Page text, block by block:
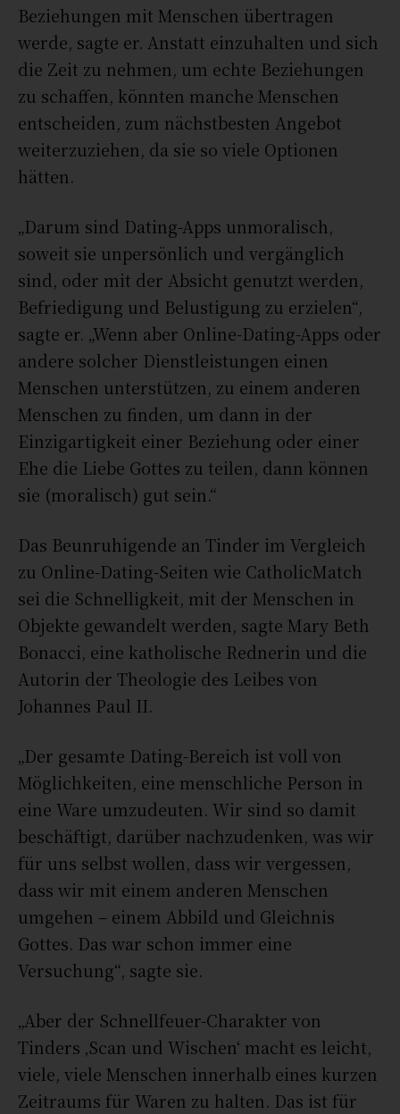
Beziehungen mit Menschen übertragen
werde, sagte er. Anstatt einzuhalten und sich
die Zeit zu nehmen, um echte Beziehungen
zu schaffen, könnten manche Menschen
entscheiden, zum nächstbesten Angebot
weiterzuziehen, da sie so viele Optionen
hätten.
„Darum sind Dating-Apps unmoralisch,
soweit sie unpersönlich und vergänglich
sind, oder mit der Absicht genutzt werden,
Befriedigung und Belustigung zu erzielen“,
sagte er. „Wenn aber Online-Dating-Apps oder
andere solcher Dienstleistungen einen
Menschen unterstützen, zu einem anderen
Menschen zu finden, um dann in der
Einzigartigkeit einer Beziehung oder einer
Ehe die Liebe Gottes zu teilen, dann können
sie (moralisch) gut sein.“
Das Beunruhigende an Tinder im Vergleich
zu Online-Dating-Seiten wie CatholicMatch
sei die Schnelligkeit, mit der Menschen in
Objekte gewandelt werden, sagte Mary Beth
Bonacci, eine katholische Rednerin und die
Autorin der Theologie des Leibes von
Johannes Paul II.
„Der gesamte Dating-Bereich ist voll von
Möglichkeiten, eine menschliche Person in
eine Ware umzudeuten. Wir sind so damit
beschäftigt, darüber nachzudenken, was wir
für uns selbst wollen, dass wir vergessen,
dass wir mit einem anderen Menschen
umgehen – einem Abbild und Gleichnis
Gottes. Das war schon immer eine
Versuchung“, sagte sie.
„Aber der Schnellfeuer-Charakter von
Tinders ‚Scan und Wischen‘ macht es leicht,
viele, viele Menschen innerhalb eines kurzen
Zeitraums für Waren zu halten. Das ist für